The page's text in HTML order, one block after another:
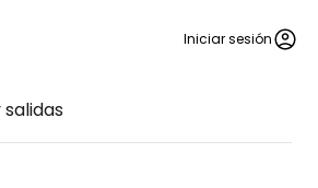
Iniciar sesión
salidas